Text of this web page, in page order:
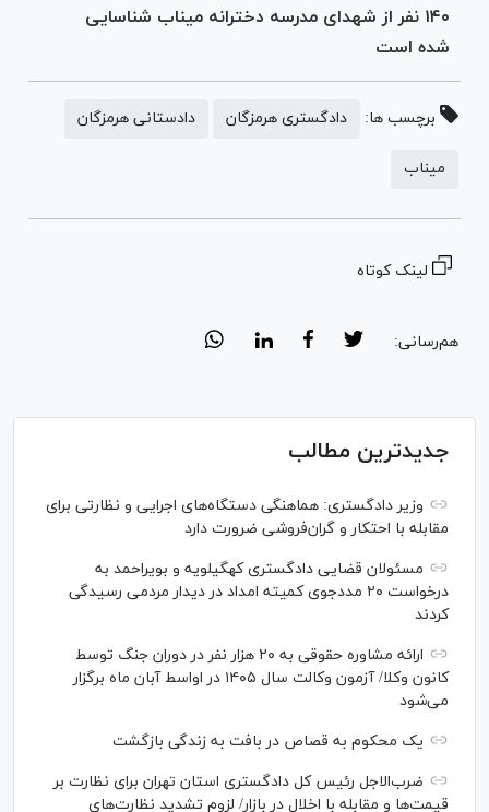
۱۴۰ نفر از شهدای مدرسه دخترانه میناب شناسایی
شده است
برچسب ها: دادگستری هرمزگان دادستانی هرمزگان
میناب
لینک کوتاه
هم‌رسانی:
جدیدترین مطالب
وزیر دادگستری: هماهنگی دستگاه‌های اجرایی و نظارتی برای
مقابله با احتکار و گران‌فروشی ضرورت دارد
مسئولان قضایی دادگستری کهگیلویه و بویراحمد به
درخواست‌ ۲۰ مددجوی کمیته امداد در دیدار مردمی رسیدگی
کردند
ارائه مشاوره حقوقی به ۲۰ هزار نفر در دوران جنگ توسط
کانون وکلا/ آزمون وکالت سال ۱۴۰۵ در اواسط آبان ماه برگزار
می‌شود
یک محکوم به قصاص در بافت به زندگی بازگشت
ضرب‌الاجل رئیس کل دادگستری استان تهران برای نظارت بر
قیمت‌ها و مقابله با اخلال در بازار/ لزوم تشدید نظارت‌های